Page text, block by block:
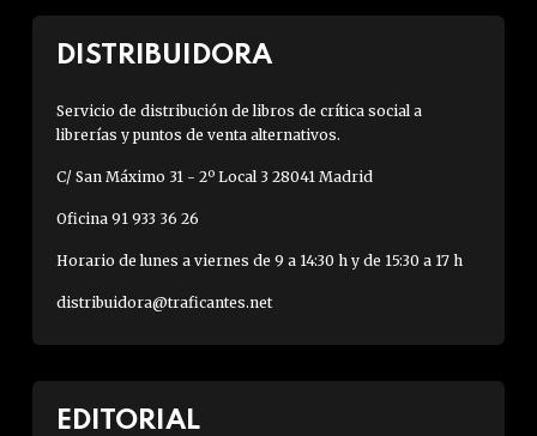
DISTRIBUIDORA
Servicio de distribución de libros de crítica social a
librerías y puntos de venta alternativos.
C/ San Máximo 31 - 2º Local 3 28041 Madrid
Oficina 91 933 36 26
Horario de lunes a viernes de 9 a 14:30 h y de 15:30 a 17 h
distribuidora@traficantes.net
EDITORIAL